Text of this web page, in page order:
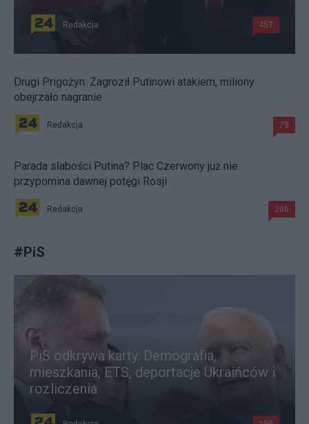
Redakcja 457
Drugi Prigożyn. Zagroził Putinowi atakiem, miliony
obejrzało nagranie
Redakcja 78
Parada słabości Putina? Plac Czerwony już nie
przypomina dawnej potęgi Rosji
Redakcja 206
#PiS
PiS odkrywa karty. Demografia,
mieszkania, ETS, deportacje Ukraińców i
rozliczenia